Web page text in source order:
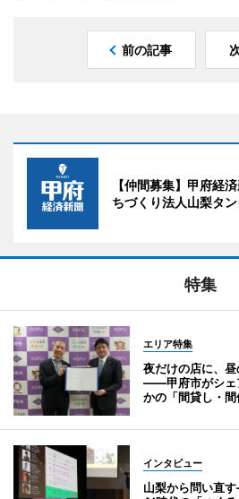
前の記事
【仲間募集】甲府経
ちづくり法人山梨タ
特集
エリア特集
夜だけの店に、
――甲府市がシェ
かの「間貸し・
インタビュー
山梨から問い直